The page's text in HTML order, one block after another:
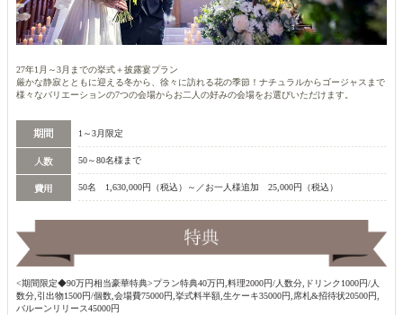
27年1月～3月までの挙式＋披露宴プラン
厳かな静寂とともに迎える冬から、徐々に訪れる花の季節！ナチュラルからゴージャスまで
様々なバリエーションの7つの会場からお二人の好みの会場をお選びいただけます。
1～3月限定
50～80名様まで
50名 1,630,000円（税込）～／お一人様追加 25,000円（税込）
<期間限定◆90万円相当豪華特典>プラン特典40万円,料理2000円/人数分,ドリンク1000円/人
数分,引出物1500円/個数,会場費75000円,挙式料半額,生ケーキ35000円,席札&招待状20500円,
バルーンリリース45000円